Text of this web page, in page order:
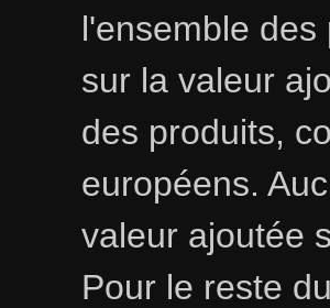
l'ensemble
sur la valeur
des produits,
européens.
valeur ajoutée
Pour le reste